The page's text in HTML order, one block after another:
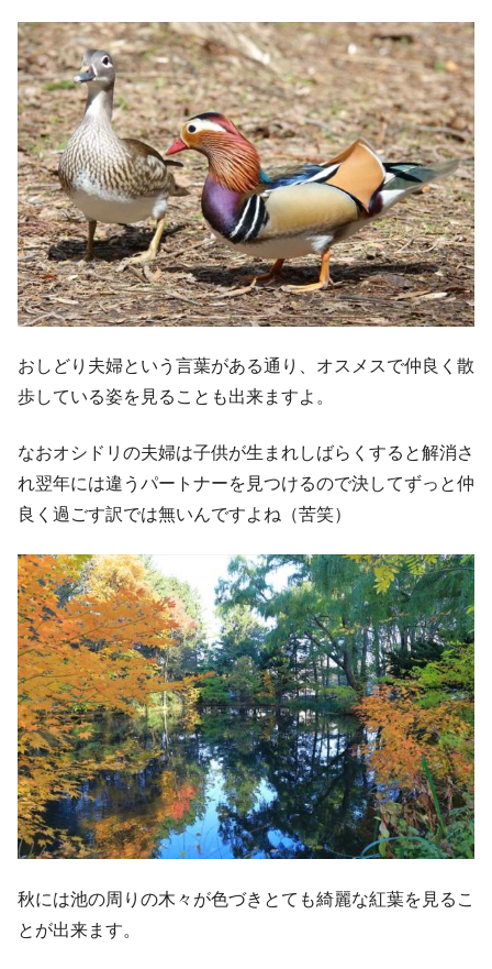
おしどり夫婦という言葉がある通り、オスメスで仲良く散
歩している姿を見ることも出来ますよ。
なおオシドリの夫婦は子供が生まれしばらくすると解消さ
れ翌年には違うパートナーを見つけるので決してずっと仲
良く過ごす訳では無いんですよね（苦笑）
秋には池の周りの木々が色づきとても綺麗な紅葉を見るこ
とが出来ます。